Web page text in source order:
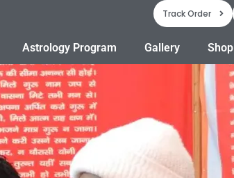
Track Order
Astrology Program Gallery Shop